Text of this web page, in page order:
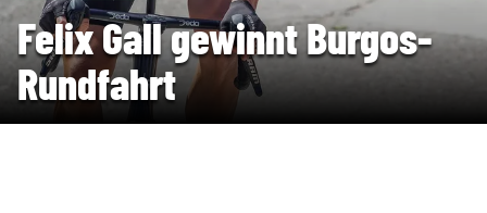
Felix Gall gewinnt Burgos-
Rundfahrt